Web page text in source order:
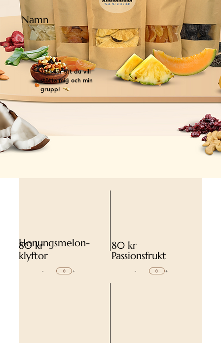
Tack för att du vill
stötta mig och min
grupp!
Namn
80 kr
Honungsmelon-
klyftor
- +
80 kr
Passionsfrukt
- +